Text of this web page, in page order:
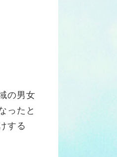
の男女
ったと
する